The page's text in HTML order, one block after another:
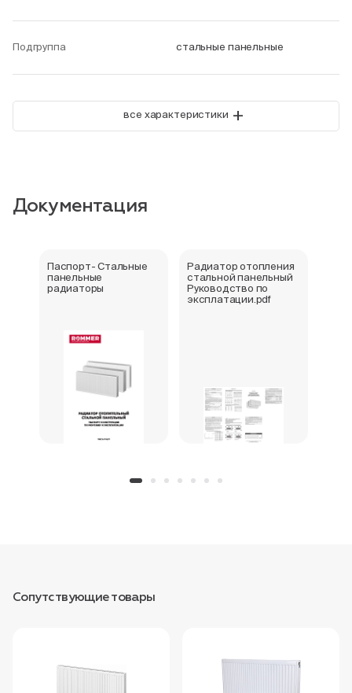
Подгруппа стальные панельные
все характеристики +
Документация
Паспорт- Стальные
панельные
радиаторы
Радиатор отопления
стальной панельный
Руководство по
эксплатации.pdf
Сопутствующие товары